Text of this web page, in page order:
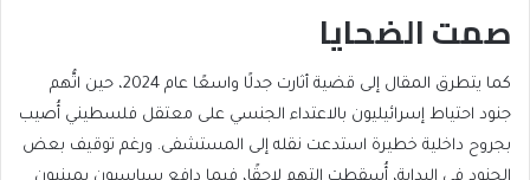
صمت الضحايا
كما يتطرق المقال إلى قضية أثارت جدلًا واسعًا عام 2024، حين اتُّهم
جنود احتياط إسرائيليون بالاعتداء الجنسي على معتقل فلسطيني أُصيب
بجروح داخلية خطيرة استدعت نقله إلى المستشفى. ورغم توقيف بعض